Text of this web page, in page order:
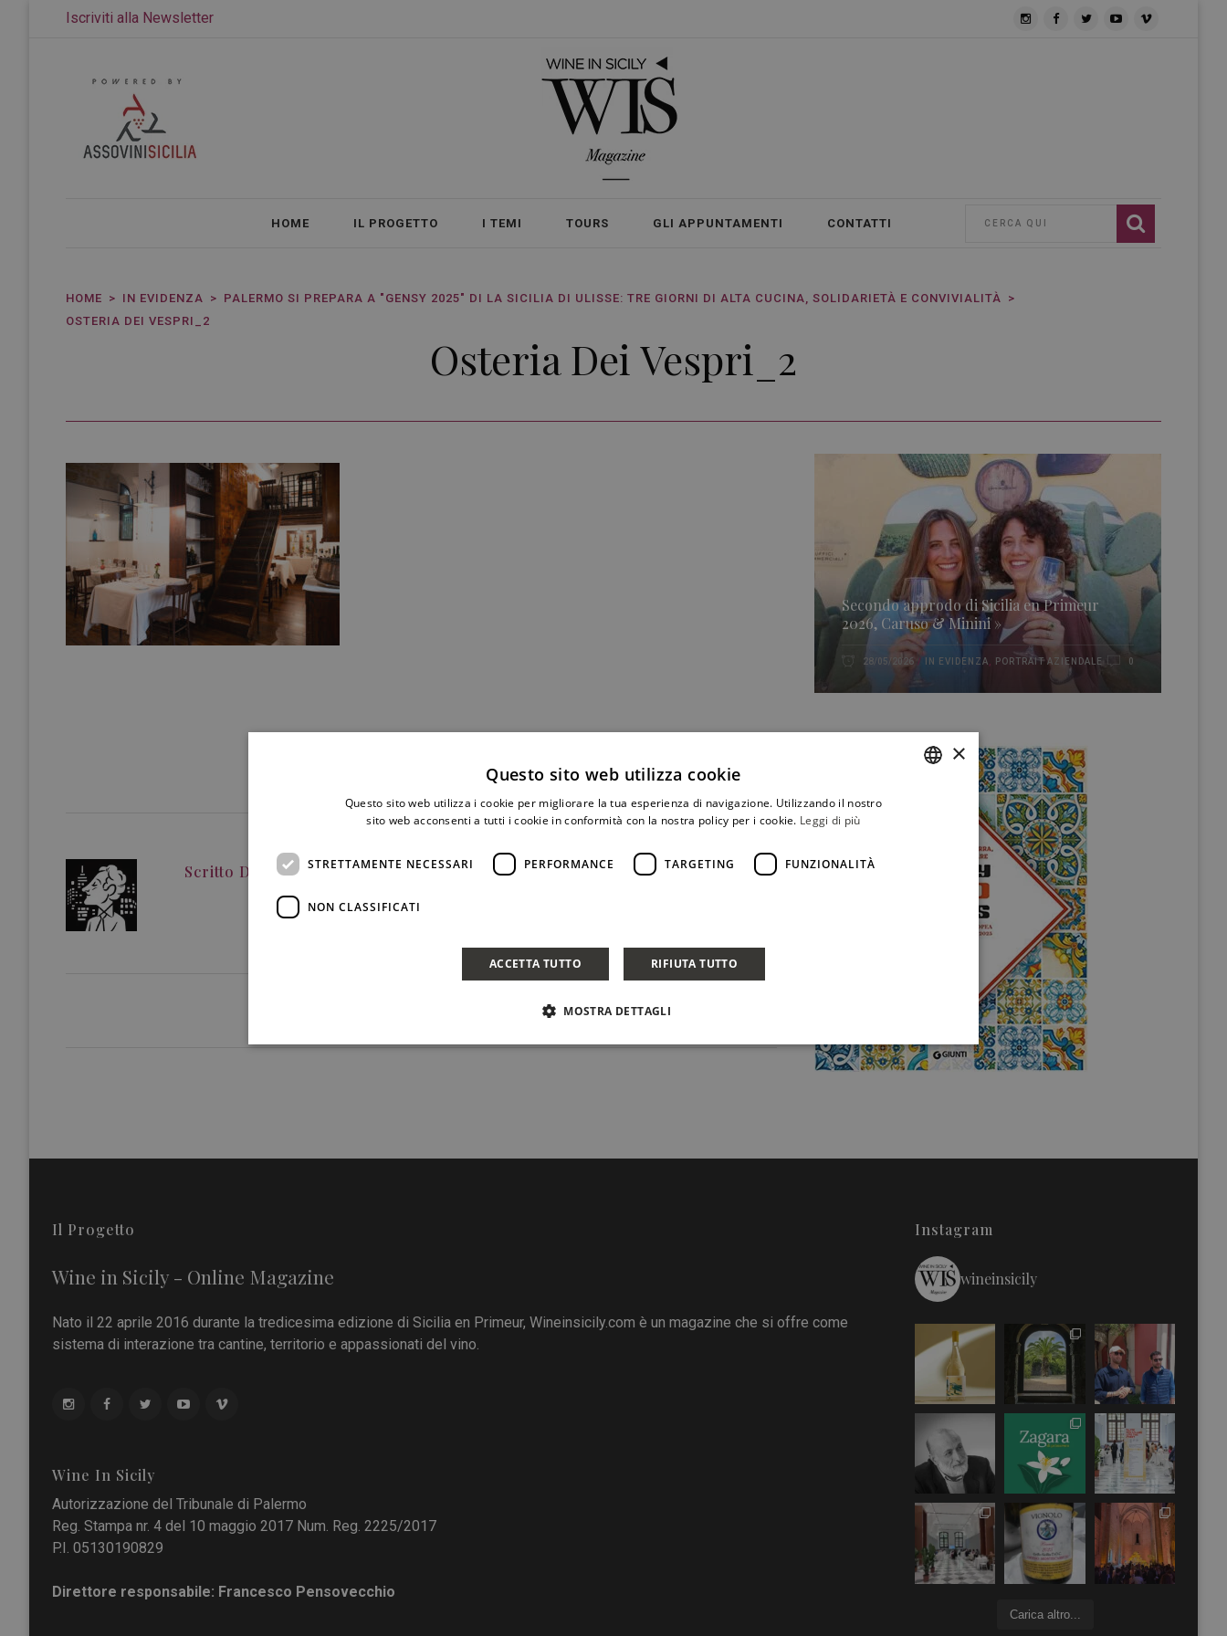
Iscriviti alla Newsletter
HOME IL PROGETTO I TEMI TOURS GLI APPUNTAMENTI CONTATTI
HOME IN EVIDENZA
PALERMO SI PREPARA A "GENSY 2025" DI LA SICILIA DI ULISSE: TRE GIORNI DI ALTA CUCINA, SOLIDARIETÀ E CONVIVIALITÀ
OSTERIA DEI VESPRI_2
Osteria Dei Vespri_2
Scritto Da Redazione
Secondo approdo di Sicilia en Primeur
2026, Caruso & Minini »
28/05/2026 IN EVIDENZA PORTRAIT AZIENDALE 0
Il Progetto
Wine in Sicily - Online Magazine
Nato il 22 aprile 2016 durante la tredicesima edizione di Sicilia en Primeur, Wineinsicily.com è un magazine che si offre come
sistema di interazione tra cantine, territorio e appassionati del vino.
Wine In Sicily
Autorizzazione del Tribunale di Palermo
Reg. Stampa nr. 4 del 10 maggio 2017 Num. Reg. 2225/2017
P.I. 05130190829
Direttore responsabile: Francesco Pensovecchio
Instagram
wineinsicily
Carica altro...
×
Questo sito web utilizza cookie
Questo sito web utilizza i cookie per migliorare la tua esperienza di navigazione. Utilizzando il nostro
sito web acconsenti a tutti i cookie in conformità con la nostra policy per i cookie. Leggi di più
STRETTAMENTE NECESSARI PERFORMANCE TARGETING FUNZIONALITÀ
NON CLASSIFICATI
ACCETTA TUTTO RIFIUTA TUTTO
MOSTRA DETTAGLI